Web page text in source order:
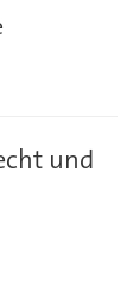
und